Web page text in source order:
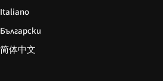
Italiano
Български
简体中文